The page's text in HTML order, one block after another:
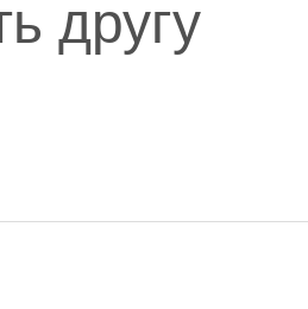
другу